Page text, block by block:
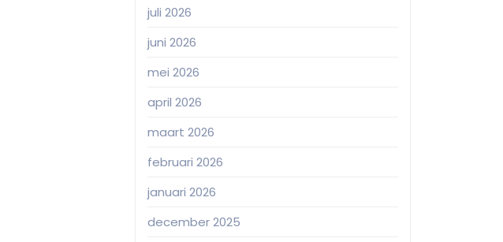
juli 2026
juni 2026
mei 2026
april 2026
maart 2026
februari 2026
januari 2026
december 2025